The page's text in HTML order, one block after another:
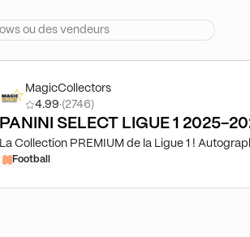
MagicCollectors
4.99·(2746)
PANINI SELECT LIGUE 1 2025-
La Collection PREMIUM de la Ligue 1 !
Football